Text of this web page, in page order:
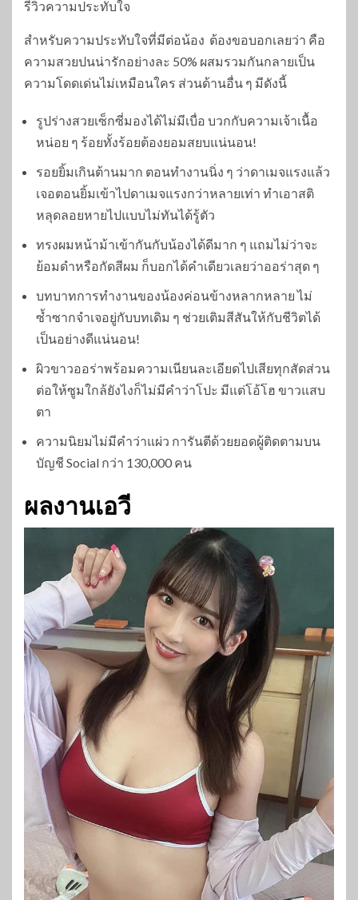
รีวิวความประทับใจ
สำหรับความประทับใจที่มีต่อน้อง ต้องขอบอกเลยว่า คือ
ความสวยปนน่ารักอย่างละ 50% ผสมรวมกันกลายเป็น
ความโดดเด่นไม่เหมือนใคร ส่วนด้านอื่น ๆ มีดังนี้
รูปร่างสวยเซ็กซี่มองได้ไม่มีเบื่อ บวกกับความเจ้าเนื้อ
หน่อย ๆ ร้อยทั้งร้อยต้องยอมสยบแน่นอน!
รอยยิ้มเกินต้านมาก ตอนทำงานนิ่ง ๆ ว่าดาเมจแรงแล้ว
เจอตอนยิ้มเข้าไปดาเมจแรงกว่าหลายเท่า ทำเอาสติ
หลุดลอยหายไปแบบไม่ทันได้รู้ตัว
ทรงผมหน้าม้าเข้ากันกับน้องได้ดีมาก ๆ แถมไม่ว่าจะ
ย้อมดำหรือกัดสีผม ก็บอกได้คำเดียวเลยว่าออร่าสุด ๆ
บทบาทการทำงานของน้องค่อนข้างหลากหลาย ไม่
ซ้ำซากจำเจอยู่กับบทเดิม ๆ ช่วยเติมสีสันให้กับชีวิตได้
เป็นอย่างดีแน่นอน!
ผิวขาวออร่าพร้อมความเนียนละเอียดไปเสียทุกสัดส่วน
ต่อให้ซูมใกล้ยังไงก็ไม่มีคำว่าโปะ มีแต่โอ้โฮ ขาวแสบ
ตา
ความนิยมไม่มีคำว่าแผ่ว การันตีด้วยยอดผู้ติดตามบน
บัญชี Social กว่า 130,000 คน
ผลงานเอวี